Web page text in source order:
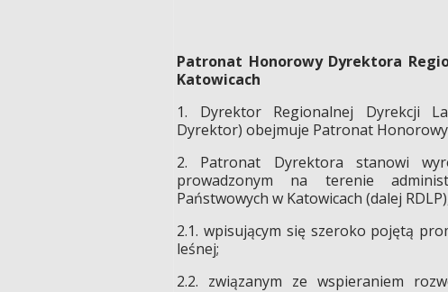
Patronat Honorowy Dyrektora
Katowicach
1. Dyrektor Regionalnej Dyrekcji
Dyrektor) obejmuje Patronat
2. Patronat Dyrektora stanowi
prowadzonym na terenie
Państwowych w Katowicach (dalej
2.1. wpisującym się szeroko pojętą
leśnej;
2.2. związanym ze wspieraniem